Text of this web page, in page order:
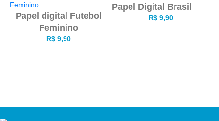
Papel digital Futebol
Feminino
R$9,90
Papel Digital Brasil
R$9,90